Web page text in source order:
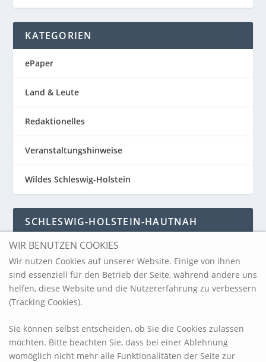
KATEGORIEN
ePaper
Land & Leute
Redaktionelles
Veranstaltungshinweise
Wildes Schleswig-Holstein
SCHLESWIG-HOLSTEIN-HAUTNAH
Schleswig-Holstein-Hautnah
ARCHIV
WIR BENUTZEN COOKIES
Wir nutzen Cookies auf unserer Website. Einige von ihnen
sind essenziell für den Betrieb der Seite, während andere uns
helfen, diese Website und die Nutzererfahrung zu verbessern
(Tracking Cookies).
Sie können selbst entscheiden, ob Sie die Cookies zulassen
möchten. Bitte beachten Sie, dass bei einer Ablehnung
womöglich nicht mehr alle Funktionalitäten der Seite zur